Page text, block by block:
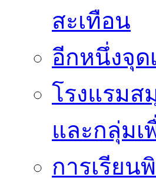
สะเทือน
อีกหนึ่งจุด
โรงแรมส
และกลุ่มเ
การเรียน